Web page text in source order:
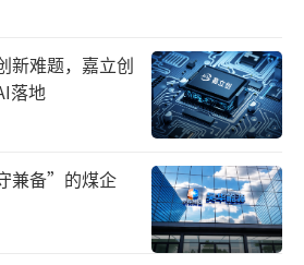
4月份立讯精密就被曝出其
。彼时，有报道指出公司的
亿至30亿美元，且已与多家
商。
媒报道，立讯精密正在与中
及高盛集团就香港上市事宜
划筹集超过10亿美元，交易
新难题，嘉立创
落地
兼备”的煤企